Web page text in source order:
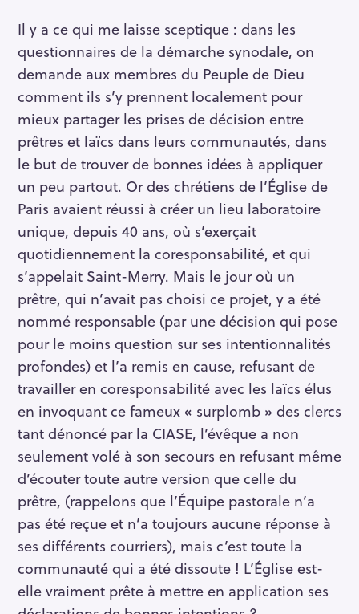
Il y a ce qui me laisse sceptique : dans les
questionnaires de la démarche synodale, on
demande aux membres du Peuple de Dieu
comment ils s’y prennent localement pour
mieux partager les prises de décision entre
prêtres et laïcs dans leurs communautés, dans
le but de trouver de bonnes idées à appliquer
un peu partout. Or des chrétiens de l’Église de
Paris avaient réussi à créer un lieu laboratoire
unique, depuis 40 ans, où s’exerçait
quotidiennement la coresponsabilité, et qui
s’appelait Saint-Merry. Mais le jour où un
prêtre, qui n’avait pas choisi ce projet, y a été
nommé responsable (par une décision qui pose
pour le moins question sur ses intentionnalités
profondes) et l’a remis en cause, refusant de
travailler en coresponsabilité avec les laïcs élus
en invoquant ce fameux « surplomb » des clercs
tant dénoncé par la CIASE, l’évêque a non
seulement volé à son secours en refusant même
d’écouter toute autre version que celle du
prêtre, (rappelons que l’Équipe pastorale n’a
pas été reçue et n’a toujours aucune réponse à
ses différents courriers), mais c’est toute la
communauté qui a été dissoute ! L’Église est-
elle vraiment prête à mettre en application ses